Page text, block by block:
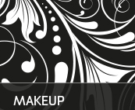
MAKEUP